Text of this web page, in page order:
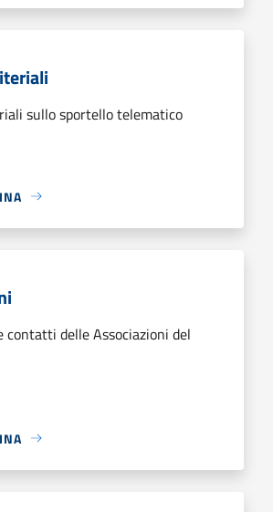
sullo sportello telematico
contatti delle Associazioni del